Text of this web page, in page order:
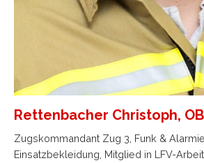
Rettenbacher Christoph,
Zugskommandant Zug 3, Funk &
Einsatzbekleidung, Mitglied in LFV-